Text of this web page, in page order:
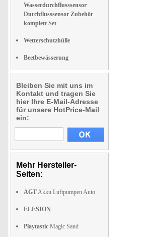
Wasserdurchflusssensor
Durchflusssensor Zubehör
komplett Set
Wetterschutzhülle
Beetbewässerung
Bleiben Sie mit uns im
Kontakt und tragen Sie
hier Ihre E-Mail-Adresse
für unsere HotPrice-Mail
ein:
Mehr Hersteller-
Seiten:
AGTAkku Luftpumpen Auto
ELESION
Playtastic Magic Sand